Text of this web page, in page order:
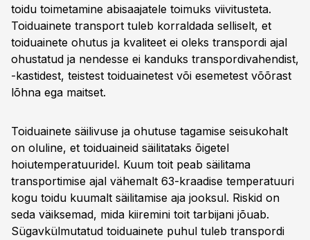
toidu toimetamine abisaajatele toimuks viivitusteta.
Toiduainete transport tuleb korraldada selliselt, et
toiduainete ohutus ja kvaliteet ei oleks transpordi ajal
ohustatud ja nendesse ei kanduks transpordivahendist,
-kastidest, teistest toiduainetest või esemetest võõrast
lõhna ega maitset.
Toiduainete säilivuse ja ohutuse tagamise seisukohalt
on oluline, et toiduaineid säilitataks õigetel
hoiutemperatuuridel. Kuum toit peab säilitama
transportimise ajal vähemalt 63-kraadise temperatuuri
kogu toidu kuumalt säilitamise aja jooksul. Riskid on
seda väiksemad, mida kiiremini toit tarbijani jõuab.
Sügavkülmutatud toiduainete puhul tuleb transpordi